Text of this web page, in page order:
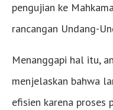
pengujian ke
rancangan Undang-
Menanggapi hal itu,
menjelaskan bahwa
efisien karena proses